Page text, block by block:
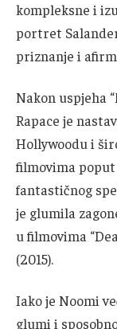
kompleksne i
portret
priznanje i
Nakon uspjeha
Rapace je
Hollywoodu i
filmovima poput
fantastičnog
je glumila
u filmovima
(2015).
Iako je Noomi
glumi i